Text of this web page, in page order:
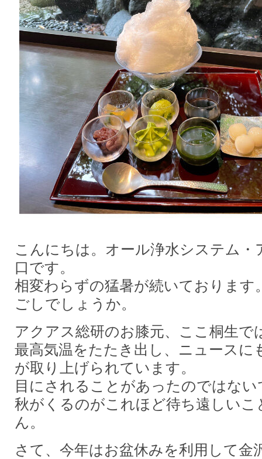
こんにちは。オール浄水システム・
口です。
相変わらずの猛暑が続いております
ごしでしょうか。
アクアス総研のお膝元、ここ桐生で
最高気温をたたき出し、ニュースに
が取り上げられています。
目にされることがあったのではな
秋がくるのがこれほど待ち遠しいこ
ん。
さて、今年はお盆休みを利用して金